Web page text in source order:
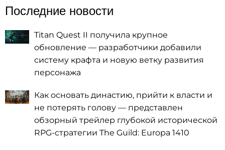
Последние новости
Titan Quest II получила крупное
обновление — разработчики добавили
систему крафта и новую ветку развития
персонажа
Как основать династию, прийти к власти и
не потерять голову — представлен
обзорный трейлер глубокой исторической
RPG-стратегии The Guild: Europa 1410